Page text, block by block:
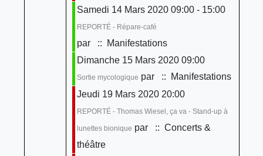
Samedi 14 Mars 2020 09:00 - 15:00
REPORTÉ - Répare-café
par
:: Manifestations
Dimanche 15 Mars 2020 09:00
Sortie mycologique par
:: Manifestations
Jeudi 19 Mars 2020 20:00
REPORTÉ - Thomas Wiesel, ça va - Stand-up à
lunettes bionique par
:: Concerts &
théâtre